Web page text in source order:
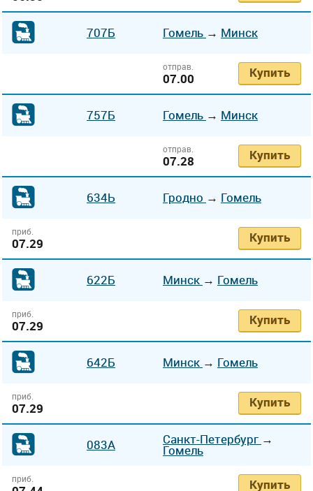
707Б Гомель → Минск
отправ.
07.00 Купить
757Б Гомель → Минск
отправ.
07.28 Купить
634Ь Гродно → Гомель
приб.
07.29 Купить
622Б Минск → Гомель
приб.
07.29 Купить
642Б Минск → Гомель
приб.
07.29 Купить
083А Санкт-Петербург →
Гомель
приб. Купить